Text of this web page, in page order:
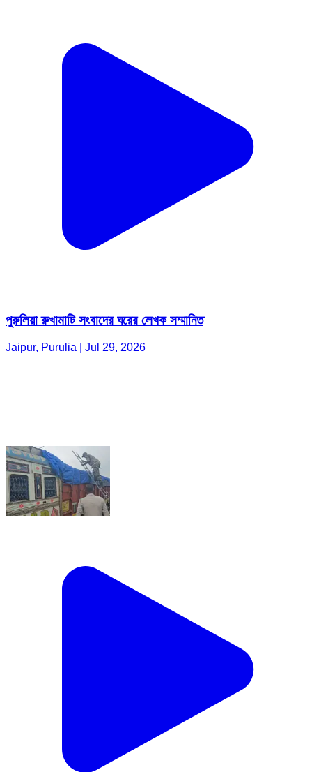
পুরুলিয়া রুখামাটি সংবাদের ঘরের লেখক সম্মানিত
Jaipur, Purulia | Jul 29, 2026
ঝাড়খণ্ড সীমানায় নাকা চেকিং পুলিশের।